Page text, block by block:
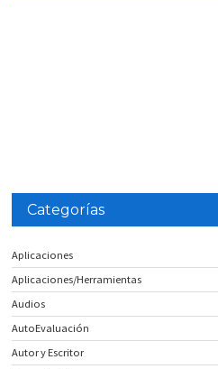
Categorías
Aplicaciones
Aplicaciones/Herramientas
Audios
AutoEvaluación
Autor y Escritor